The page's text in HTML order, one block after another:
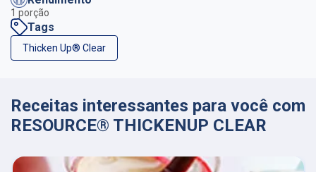
1 porção
Tags
Thicken Up® Clear
Receitas interessantes para você com
RESOURCE® THICKENUP CLEAR